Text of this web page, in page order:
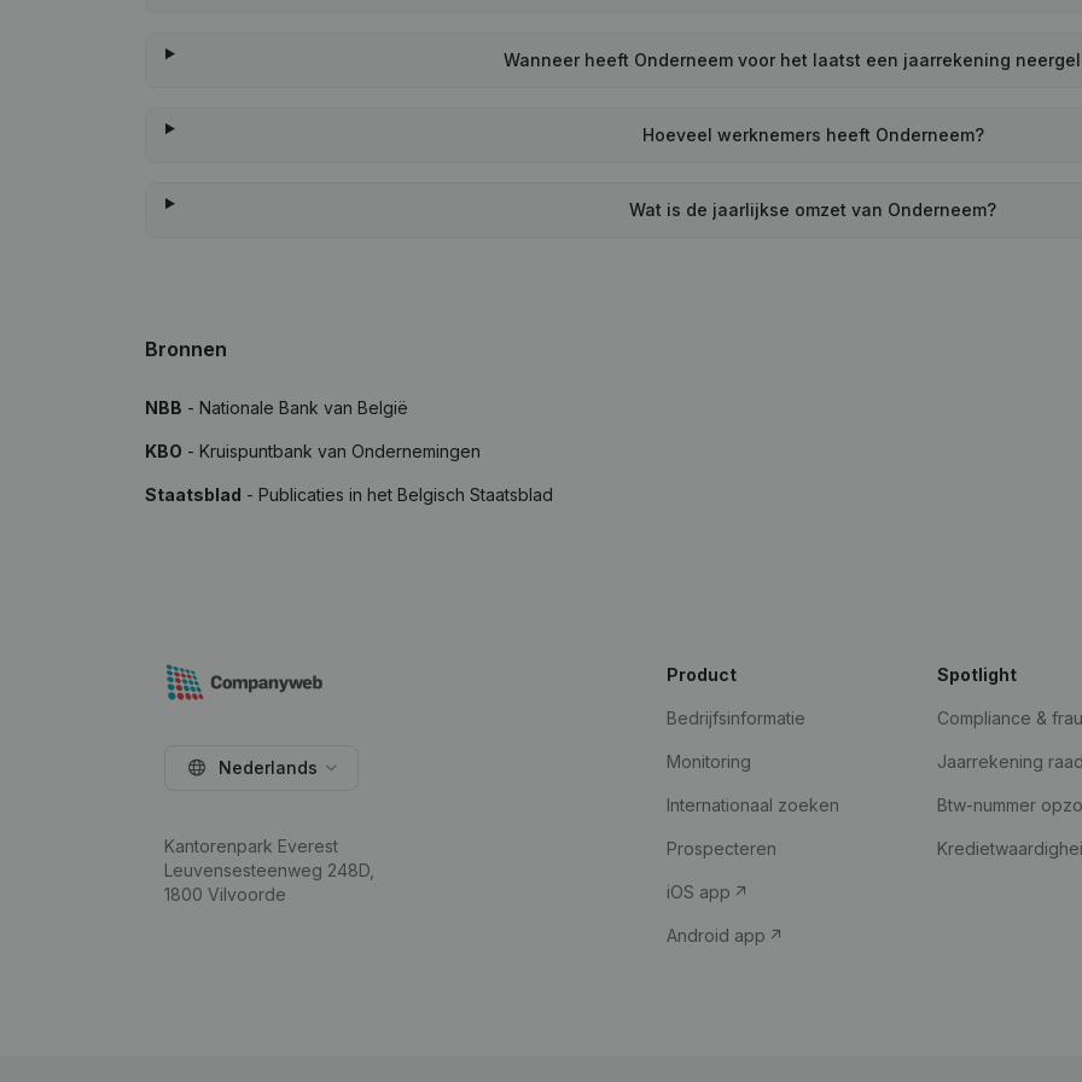
Wanneer heeft Onderneem voor het laatst een jaarrekening
Hoeveel werknemers heeft Onderneem?
Wat is de jaarlijkse omzet van Onderneem?
Bronnen
NBB - Nationale Bank van België
KBO - Kruispuntbank van Ondernemingen
Staatsblad - Publicaties in het Belgisch Staatsblad
Nederlands
Kantorenpark Everest
Leuvensesteenweg 248D,
1800 Vilvoorde
Product
Bedrijfsinformatie
Monitoring
Internationaal zoeken
Prospecteren
iOS app
Android app
Spotlight
Compliance &
Jaarrekening
Btw-nummer